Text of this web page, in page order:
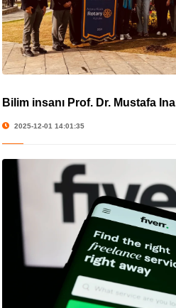
Bilim insanı Prof. Dr. Mustafa
2025-12-01 14:01:35